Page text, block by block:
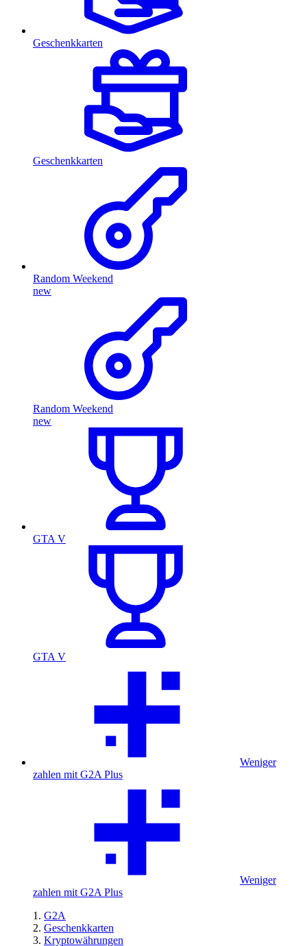
Geschenkkarten
Geschenkkarten
Random Weekend
new
Random Weekend
new
GTA V
GTA V
Weniger
zahlen mit G2A Plus
Weniger
zahlen mit G2A Plus
G2A
Geschenkkarten
Kryptowährungen